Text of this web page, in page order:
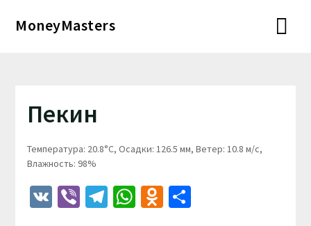
MoneyMasters
Пекин
Температура: 20.8°C, Осадки: 126.5 мм, Ветер: 10.8 м/с,
Влажность: 98%
VKViberTelegram
WhatsApp
Odnoklassniki
Отправить